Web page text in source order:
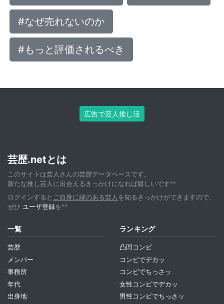
#なぜ売れないのか
#もっと評価されるべき
広告で芸人推し活
芸歴.netとは
このサイトは芸人さんの芸歴データベースです。
新たな推し芸人に出会えるきっかけになれば嬉しいです^^
ログインすると ご自身に縁のある芸人 を知るきっかけができますので、
ぜひ ユーザ登録を^^
一覧
芸歴
メンバー
事務所
年代
出身地
ランキング
凸凹コンビ
コンビでデカッ
コンビでちっさッ
女性コンビでデカッ
男性コンビでちっさッ